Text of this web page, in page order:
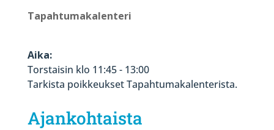
Tapahtumakalenteri
Aika:
Torstaisin klo 11:45 - 13:00
Tarkista poikkeukset Tapahtumakalenterista.
Ajankohtaista